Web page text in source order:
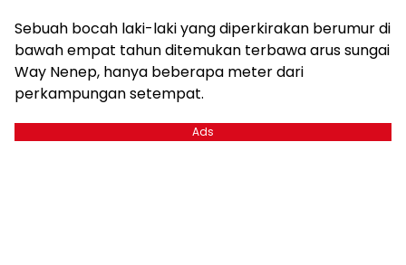
Sebuah bocah laki-laki yang diperkirakan berumur di
bawah empat tahun ditemukan terbawa arus sungai
Way Nenep, hanya beberapa meter dari
perkampungan setempat.
Ads